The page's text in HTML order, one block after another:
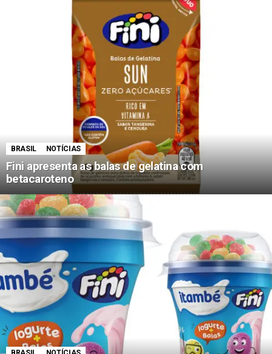
BRASIL NOTÍCIAS
Fini apresenta as balas de gelatina com
betacaroteno